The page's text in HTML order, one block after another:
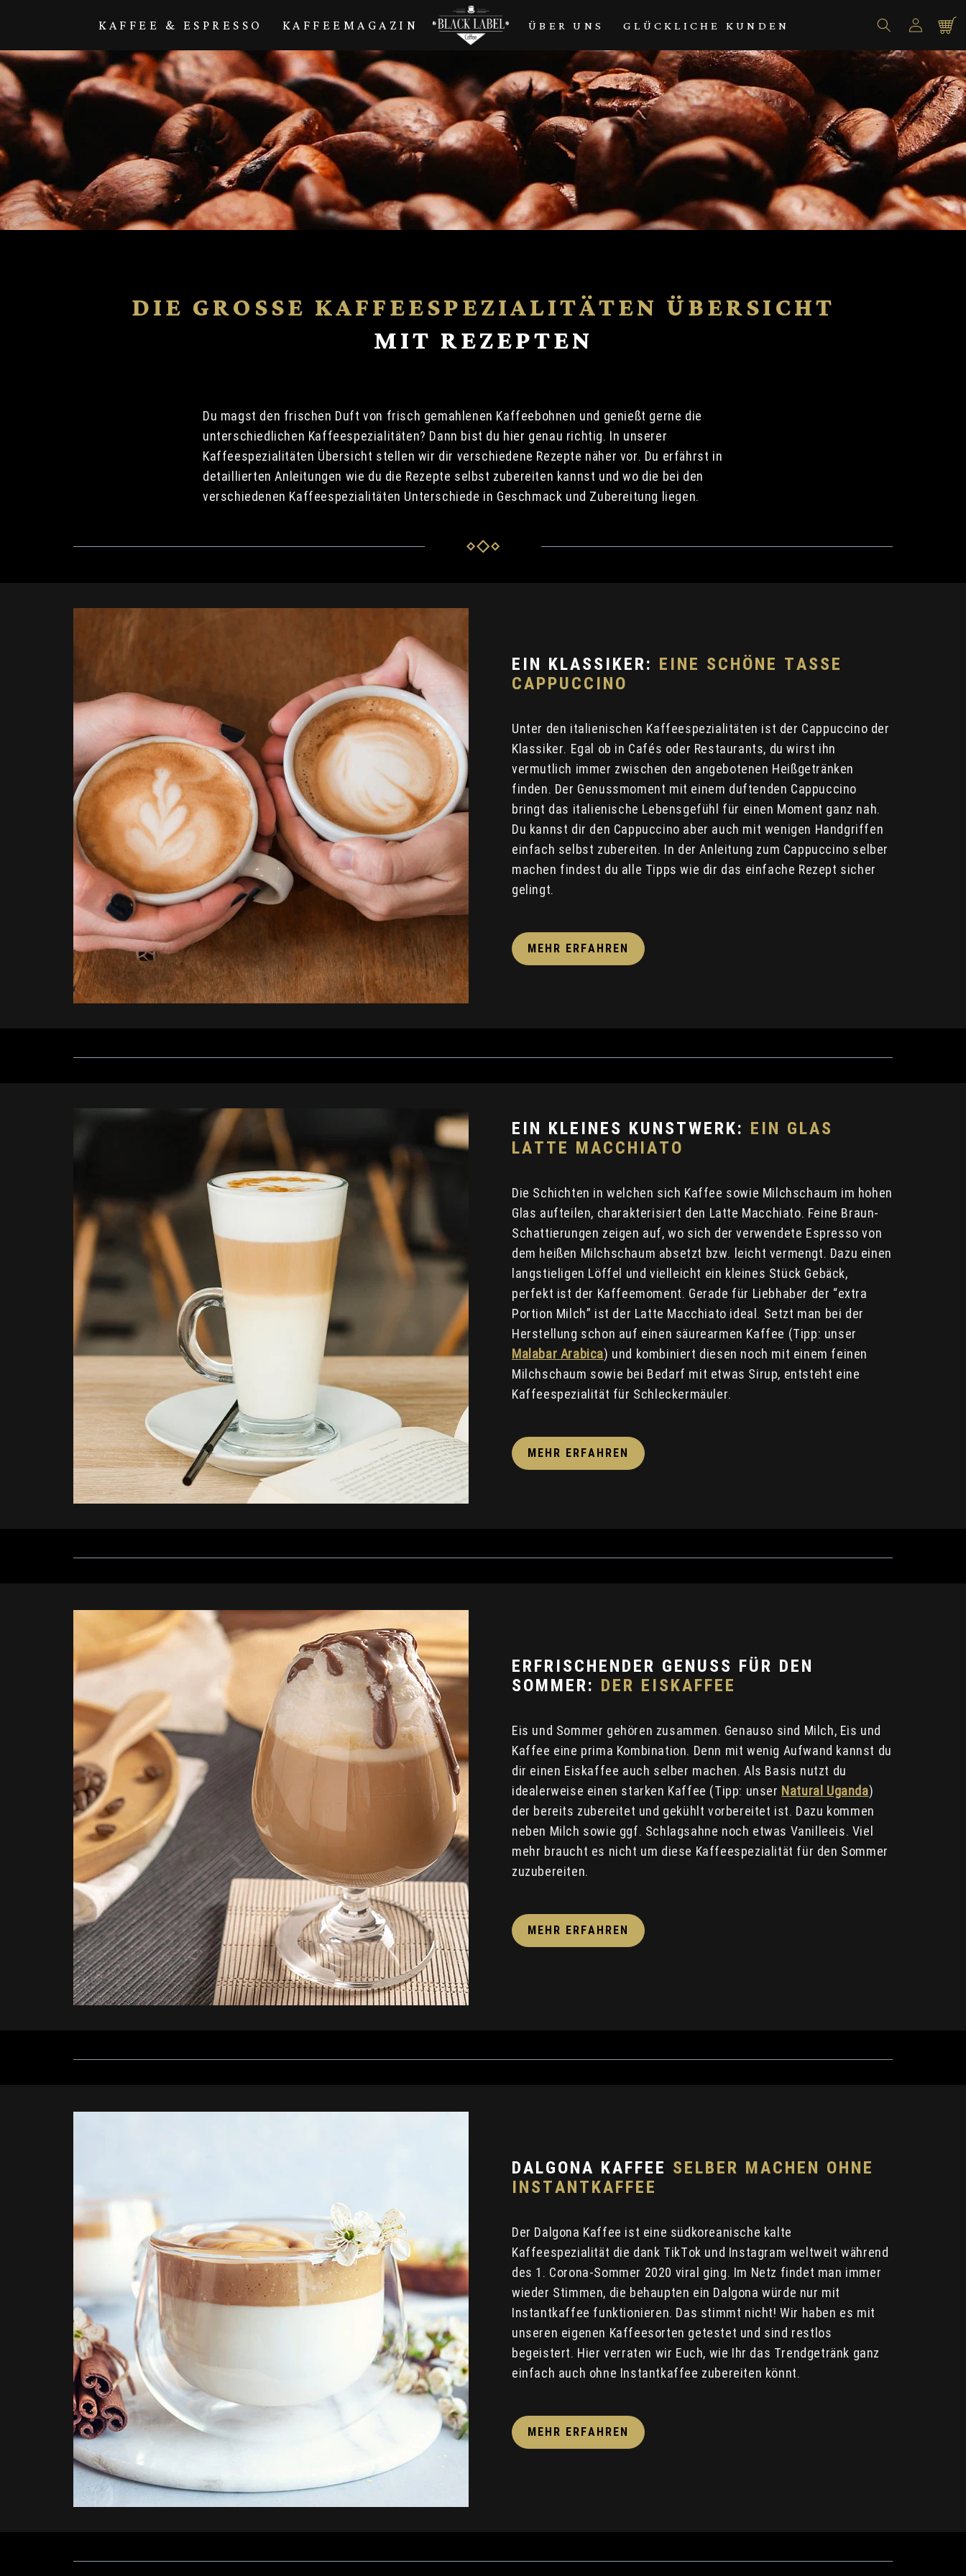
KAFFEE & ESPRESSO KAFFEEMAGAZIN ÜBER UNS GLÜCKLICHE KUNDEN Einloggen
DIE GROSSE KAFFEESPEZIALITÄTEN ÜBERSICHT
MIT REZEPTEN
Du magst den frischen Duft von frisch gemahlenen Kaffeebohnen und genießt gerne die
unterschiedlichen Kaffeespezialitäten? Dann bist du hier genau richtig. In unserer
Kaffeespezialitäten Übersicht stellen wir dir verschiedene Rezepte näher vor. Du erfährst in
detaillierten Anleitungen wie du die Rezepte selbst zubereiten kannst und wo die bei den
verschiedenen Kaffeespezialitäten Unterschiede in Geschmack und Zubereitung liegen.
EIN KLASSIKER: EINE SCHÖNE TASSE
CAPPUCCINO
Unter den italienischen Kaffeespezialitäten ist der Cappuccino der
Klassiker. Egal ob in Cafés oder Restaurants, du wirst ihn
vermutlich immer zwischen den angebotenen Heißgetränken
finden. Der Genussmoment mit einem duftenden Cappuccino
bringt das italienische Lebensgefühl für einen Moment ganz nah.
Du kannst dir den Cappuccino aber auch mit wenigen Handgriffen
einfach selbst zubereiten. In der Anleitung zum Cappuccino selber
machen findest du alle Tipps wie dir das einfache Rezept sicher
gelingt.
MEHR ERFAHREN
EIN KLEINES KUNSTWERK: EIN GLAS
LATTE MACCHIATO
Die Schichten in welchen sich Kaffee sowie Milchschaum im hohen
Glas aufteilen, charakterisiert den Latte Macchiato. Feine Braun-
Schattierungen zeigen auf, wo sich der verwendete Espresso von
dem heißen Milchschaum absetzt bzw. leicht vermengt. Dazu einen
langstieligen Löffel und vielleicht ein kleines Stück Gebäck,
perfekt ist der Kaffeemoment. Gerade für Liebhaber der “extra
Portion Milch” ist der Latte Macchiato ideal. Setzt man bei der
Herstellung schon auf einen säurearmen Kaffee (Tipp: unser
Malabar Arabica) und kombiniert diesen noch mit einem feinen
Milchschaum sowie bei Bedarf mit etwas Sirup, entsteht eine
Kaffeespezialität für Schleckermäuler.
MEHR ERFAHREN
ERFRISCHENDER GENUSS FÜR DEN
SOMMER: DER EISKAFFEE
Eis und Sommer gehören zusammen. Genauso sind Milch, Eis und
Kaffee eine prima Kombination. Denn mit wenig Aufwand kannst du
dir einen Eiskaffee auch selber machen. Als Basis nutzt du
idealerweise einen starken Kaffee (Tipp: unser Natural Uganda)
der bereits zubereitet und gekühlt vorbereitet ist. Dazu kommen
neben Milch sowie ggf. Schlagsahne noch etwas Vanilleeis. Viel
mehr braucht es nicht um diese Kaffeespezialität für den Sommer
zuzubereiten.
MEHR ERFAHREN
DALGONA KAFFEE SELBER MACHEN OHNE
INSTANTKAFFEE
Der Dalgona Kaffee ist eine südkoreanische kalte
Kaffeespezialität die dank TikTok und Instagram weltweit während
des 1. Corona-Sommer 2020 viral ging. Im Netz findet man immer
wieder Stimmen, die behaupten ein Dalgona würde nur mit
Instantkaffee funktionieren. Das stimmt nicht! Wir haben es mit
unseren eigenen Kaffeesorten getestet und sind restlos
begeistert. Hier verraten wir Euch, wie Ihr das Trendgetränk ganz
einfach auch ohne Instantkaffee zubereiten könnt.
MEHR ERFAHREN